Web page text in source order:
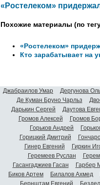
«Ростелеком»
Похожие материалы (по
«Ростелеком»
Кто зарабатывает на
Джабраилов Умар Дергунова
Де Куман Бруно Чарльз
Дарькин Сергей
Даутова
Громов Алексей
Громов
Горьков Андрей
Горицкий Дмитрий
Гинер Евгений
Гиркин
Геремеев Руслан
Гасангаджиев Гасан
Гарбер
Биков Артем
Билалов Ахмед